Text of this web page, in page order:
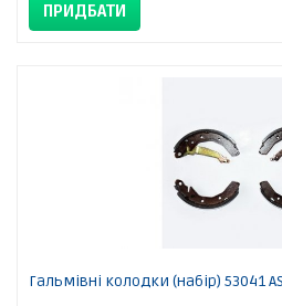
ПРИДБАТИ
Гальмівні колодки (набір) 53041